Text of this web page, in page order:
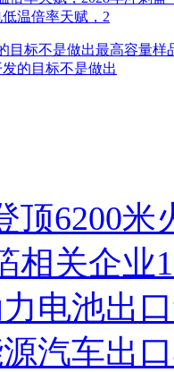
温倍率天赋，2
的目标不是做出
顶6200
相关企业
电池出
汽车出